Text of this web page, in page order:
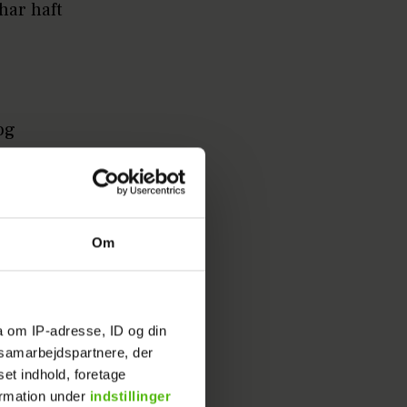
Om
om IP-adresse, ID og din
der
indhold, foretage
under indstillinger
haft
med.
om,
i mig
igen i
og det
ud.